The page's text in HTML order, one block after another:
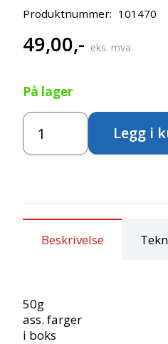
Produktnummer: 101470
49,00,- eks. mva.
På lager
Paljetter
Svart/Sølv
Legg i
Beskrivelse
50g
ass. farger
i boks